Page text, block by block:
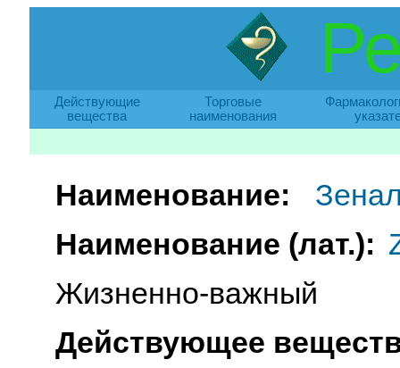
Действующие
вещества
Торговые
наименования
Наименование:
Наименование (лат.):
Жизненно-важный
Действующее